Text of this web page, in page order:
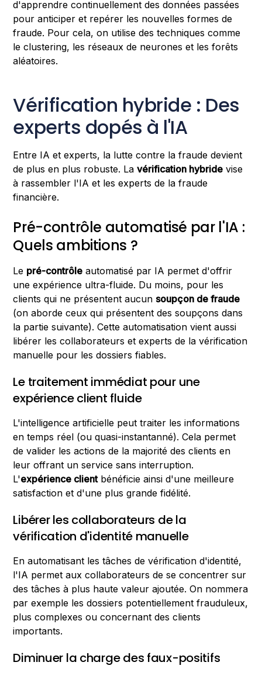
d'apprendre continuellement des données passées
pour anticiper et repérer les nouvelles formes de
fraude. Pour cela, on utilise des techniques comme
le clustering, les réseaux de neurones et les forêts
aléatoires.
Vérification hybride : Des
experts dopés à l'IA
Entre IA et experts, la lutte contre la fraude devient
de plus en plus robuste. Lavérification hybride vise
à rassembler l'IA et les experts de la fraude
financière.
Pré-contrôle automatisé par l'IA :
Quels ambitions ?
Le pré-contrôle automatisé par IA permet d'offrir
une expérience ultra-fluide. Du moins, pour les
clients qui ne présentent aucunsoupçon de fraude
(on aborde ceux qui présentent des soupçons dans
la partie suivante). Cette automatisation vient aussi
libérer les collaborateurs et experts de la vérification
manuelle pour les dossiers fiables.
Le traitement immédiat pour une
expérience client fluide
L'intelligence artificielle peut traiter les informations
en temps réel (ou quasi-instantanné). Cela permet
de valider les actions de la majorité des clients en
leur offrant un service sans interruption.
L'expérience clientbénéficie ainsi d'une meilleure
satisfaction et d'une plus grande fidélité.
Libérer les collaborateurs de la
vérification d'identité manuelle
En automatisant les tâches de vérification d'identité,
l'IA permet aux collaborateurs de se concentrer sur
des tâches à plus haute valeur ajoutée. On nommera
par exemple les dossiers potentiellement frauduleux,
plus complexes ou concernant des clients
importants.
Diminuer la charge des faux-positifs